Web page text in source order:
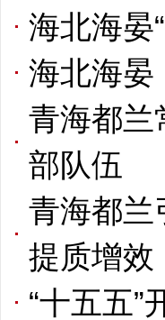
海北海晏
海北海晏
青海都兰
部队伍
青海都兰
提质增效
“十五五